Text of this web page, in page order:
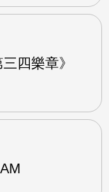
四樂章》